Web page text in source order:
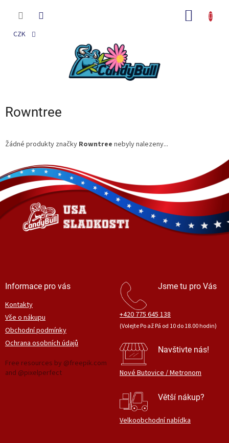
CZK
Rowntree
Žádné produkty značky Rowntree nebyly nalezeny...
á
p
a
í
Informace pro vás
Kontakty
Vše o nákupu
Obchodní podmínky
Ochrana osobních údajů
Free resources by @freepik.com
and @pixelperfect
Jsme tu pro Vás
+420 775 645 138
(Volejte Po až Pá od 10 do 18.00 hodin)
Navštivte nás!
Nové Butovice / Metronom
Větší nákup?
Velkoobchodní nabídka